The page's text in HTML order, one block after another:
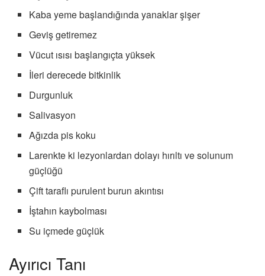
Kaba yeme başlandığında yanaklar şişer
Geviş getiremez
Vücut ısısı başlangıçta yüksek
İleri derecede bitkinlik
Durgunluk
Salivasyon
Ağızda pis koku
Larenkte ki lezyonlardan dolayı hırıltı ve solunum
güçlüğü
Çift taraflı purulent burun akıntısı
İştahın kaybolması
Su içmede güçlük
Ayırıcı Tanı